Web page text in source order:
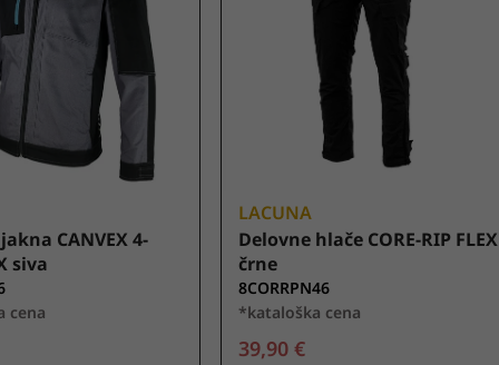
CANVEX 4-
siva
cena
LACUNA
Delovne hlače CORE-RIP FLEX
črne
8CORRPN46
*kataloška cena
39,90 €